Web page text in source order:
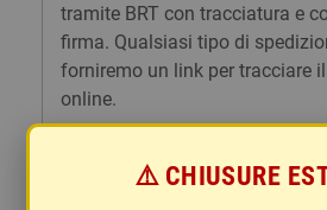
tramite BRT con tracciatura e
firma. Qualsiasi tipo di
forniremo un link per tracciare
online.
gestione e imballaggio e le
⚠️ CHIUSURE